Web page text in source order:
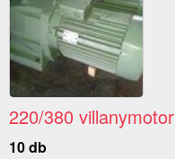
220/380 villanymotor
10 db